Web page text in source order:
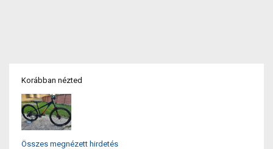
Korábban nézted
Összes megnézett hirdetés